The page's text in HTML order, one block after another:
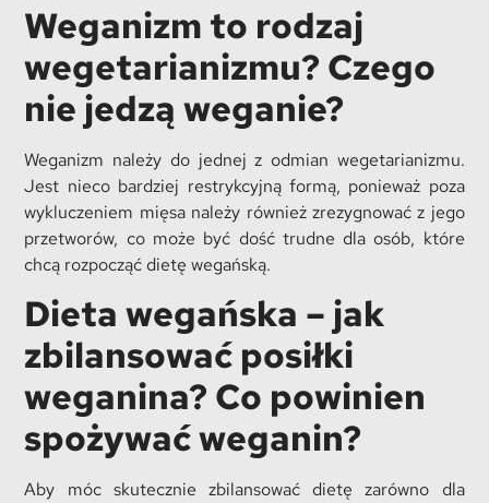
Weganizm to rodzaj
wegetarianizmu? Czego
nie jedzą weganie?
Weganizm należy do jednej z odmian wegetarianizmu.
Jest nieco bardziej restrykcyjną formą, ponieważ poza
wykluczeniem mięsa należy również zrezygnować z jego
przetworów, co może być dość trudne dla osób, które
chcą rozpocząć dietę wegańską.
Dieta wegańska – jak
zbilansować posiłki
weganina? Co powinien
spożywać weganin?
Aby móc skutecznie zbilansować dietę zarówno dla